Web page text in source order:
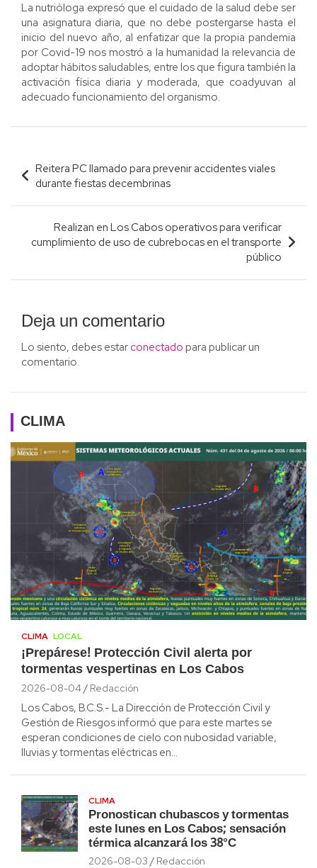
La nutrióloga expresó que el cuidado de la salud debe ser
una asignatura diaria, que no debe postergarse hasta el
inicio del nuevo año, al enfatizar que la propia pandemia
por Covid-19 nos mostró a la humanidad la relevancia de
adoptar hábitos saludables, entre los que figura también la
activación física diaria y moderada, que coadyuvan al
adecuado funcionamiento del organismo.
Navegación
de
entradas
Reitera PC llamado para prevenir accidentes viales
durante fiestas decembrinas
Realizan en Los Cabos operativos para verificar
cumplimiento de uso de cubrebocas en el transporte
público
Deja un comentario
Lo siento, debes estar conectado para publicar un
comentario.
CLIMA
CLIMA LOCAL
¡Prepárese! Protección Civil alerta por
tormentas vespertinas en Los Cabos
2026-08-04 Redacción
Los Cabos, B.C.S.- La Dirección de Protección Civil y
Gestión de Riesgos informó que para este martes se
esperan condiciones de cielo con nubosidad variable,
lluvias y tormentas eléctricas en…
CLIMA
Pronostican chubascos y tormentas
este lunes en Los Cabos; sensación
térmica alcanzará los 38°C
2026-08-03 Redacción